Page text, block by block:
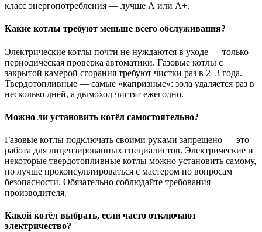
класс энергопотребления — лучше А или А+.
Какие котлы требуют меньше всего обслуживания?
Электрические котлы почти не нуждаются в уходе — только
периодическая проверка автоматики. Газовые котлы с
закрытой камерой сгорания требуют чистки раз в 2–3 года.
Твердотопливные — самые «капризные»: зола удаляется раз в
несколько дней, а дымоход чистят ежегодно.
Можно ли установить котёл самостоятельно?
Газовые котлы подключать своими руками запрещено — это
работа для лицензированных специалистов. Электрические и
некоторые твердотопливные котлы можно установить самому,
но лучше проконсультироваться с мастером по вопросам
безопасности. Обязательно соблюдайте требования
производителя.
Какой котёл выбрать, если часто отключают
электричество?